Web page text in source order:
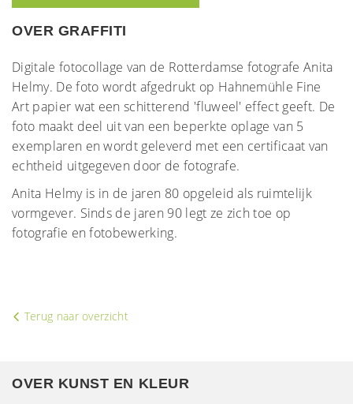
OVER GRAFFITI
Digitale fotocollage van de Rotterdamse fotografe Anita
Helmy. De foto wordt afgedrukt op Hahnemühle Fine
Art papier wat een schitterend 'fluweel' effect geeft. De
foto maakt deel uit van een beperkte oplage van 5
exemplaren en wordt geleverd met een certificaat van
echtheid uitgegeven door de fotografe.
Anita Helmy is in de jaren 80 opgeleid als ruimtelijk
vormgever. Sinds de jaren 90 legt ze zich toe op
fotografie en fotobewerking.
Terug naar overzicht
OVER KUNST EN KLEUR